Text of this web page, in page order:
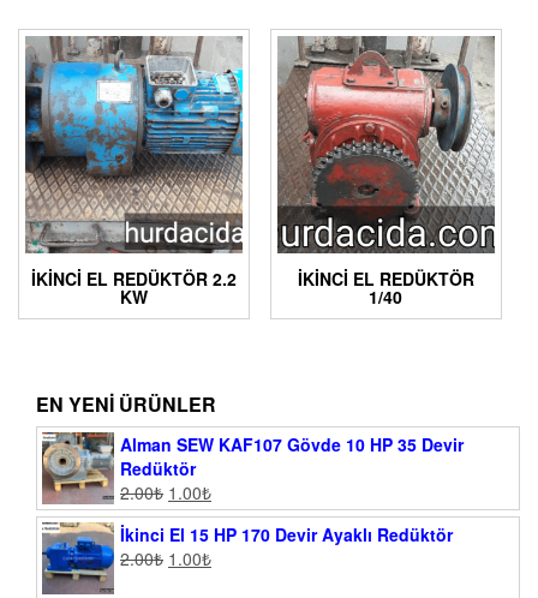
İKİNCİ EL REDÜKTÖR 2.2
KW
İKINCI EL REDÜKTÖR
1/40
EN YENI ÜRÜNLER
Alman SEW KAF107 Gövde 10 HP 35 Devir
Redüktör
2.00₺ 1.00₺
İkinci El 15 HP 170 Devir Ayaklı Redüktör
2.00₺ 1.00₺